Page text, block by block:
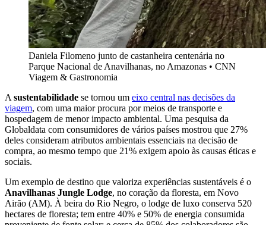
Daniela Filomeno junto de castanheira centenária no
Parque Nacional de Anavilhanas, no Amazonas • CNN
Viagem & Gastronomia
A sustentabilidade se tornou um eixo central nas decisões da
viagem, com uma maior procura por meios de transporte e
hospedagem de menor impacto ambiental. Uma pesquisa da
Globaldata com consumidores de vários países mostrou que 27%
deles consideram atributos ambientais essenciais na decisão de
compra, ao mesmo tempo que 21% exigem apoio às causas éticas e
sociais.
Um exemplo de destino que valoriza experiências sustentáveis é o
Anavilhanas Jungle Lodge, no coração da floresta, em Novo
Airão (AM). À beira do Rio Negro, o lodge de luxo conserva 520
hectares de floresta; tem entre 40% e 50% de energia consumida